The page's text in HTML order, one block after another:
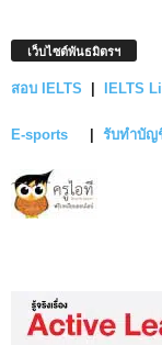
เว็บไซต์พันธมิตรฯ
สอบ IELTS IELTS
E-sports รับทำบัญ